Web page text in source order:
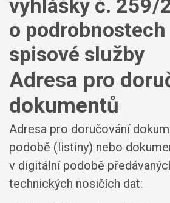
vyhlášky č. 259/
o
spisové služby
Adresa pro
dokumentů
Adresa pro doručování
podobě (listiny) nebo
v digitální podobě
technických nosičích dat: